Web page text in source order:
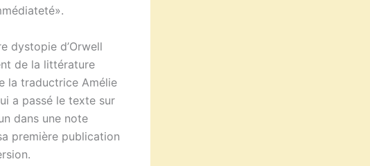
dystopie d’Orwell
de la littérature
la traductrice Amélie
a passé le texte sur
dans une note
première publication